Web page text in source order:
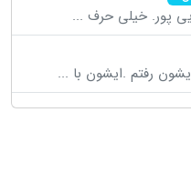
پور. خیلی حرف ...
رفتم .ایشون با ...